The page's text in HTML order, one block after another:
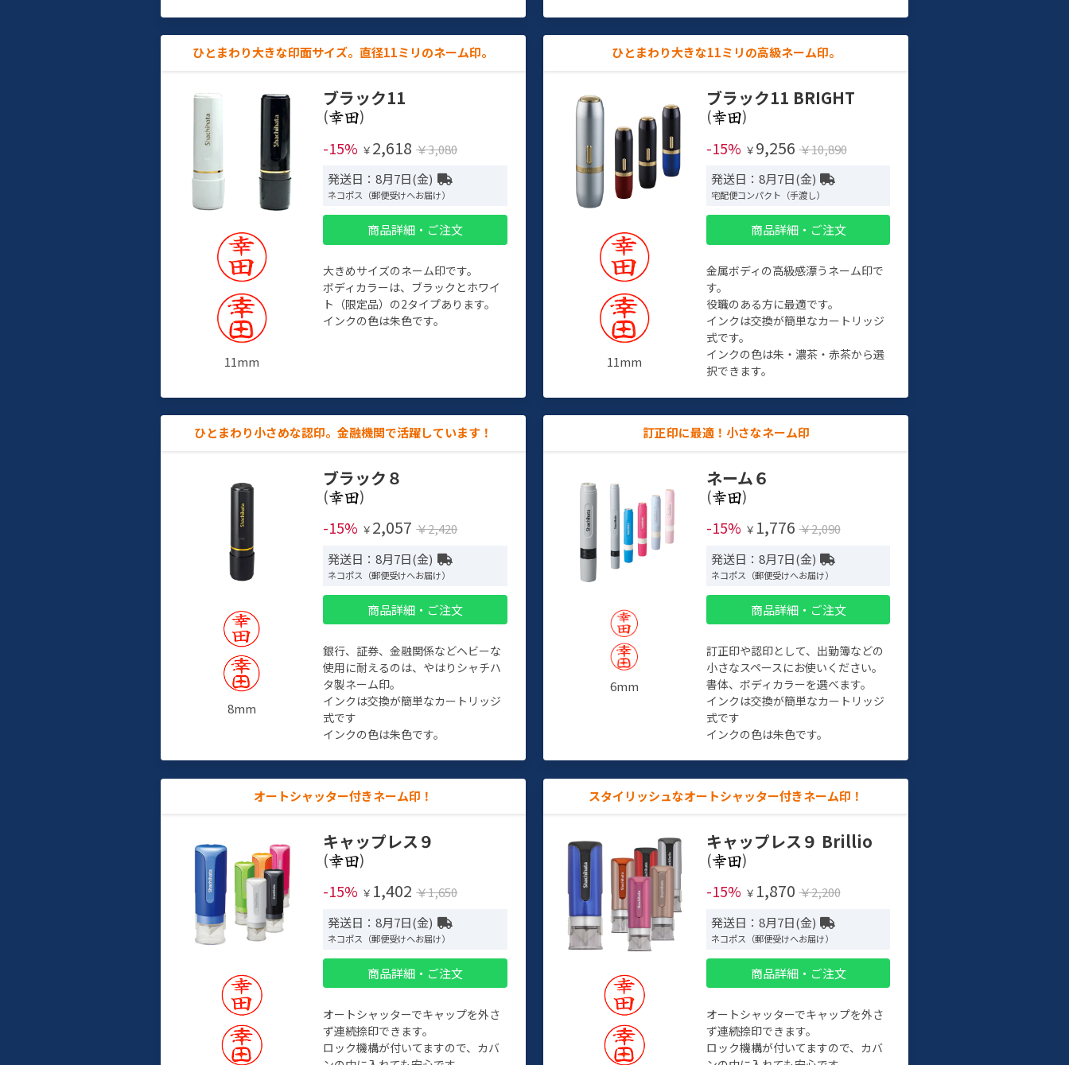
ひとまわり大きな印面サイズ。直径11ミリのネーム印。
11mm
ブラック11
(
)
-15% ￥ 2,618 ￥3,080
発送日：8月7日(金)
ネコポス（郵便受けへお届け）
商品詳細・ご注文
大きめサイズのネーム印です。
ボディカラーは、ブラックとホワイ
ト（限定品）の2タイプあります。
インクの色は朱色です。
ひとまわり大きな11ミリの高級ネーム印。
11mm
ブラック11 BRIGHT
(
)
-15% ￥ 9,256 ￥10,890
発送日：8月7日(金)
宅配便コンパクト（手渡し）
商品詳細・ご注文
金属ボディの高級感漂うネーム印で
す。
役職のある方に最適です。
インクは交換が簡単なカートリッジ
式です。
インクの色は朱・濃茶・赤茶から選
択できます。
ひとまわり小さめな認印。金融機関で活躍しています！
8mm
ブラック８
(
)
-15% ￥ 2,057 ￥2,420
発送日：8月7日(金)
ネコポス（郵便受けへお届け）
商品詳細・ご注文
銀行、証券、金融関係などヘビーな
使用に耐えるのは、やはりシャチハ
タ製ネーム印。
インクは交換が簡単なカートリッジ
式です
インクの色は朱色です。
訂正印に最適！小さなネーム印
6mm
ネーム６
(
)
-15% ￥ 1,776 ￥2,090
発送日：8月7日(金)
ネコポス（郵便受けへお届け）
商品詳細・ご注文
訂正印や認印として、出勤簿などの
小さなスペースにお使いください。
書体、ボディカラーを選べます。
インクは交換が簡単なカートリッジ
式です
インクの色は朱色です。
オートシャッター付きネーム印！
キャップレス９
(
)
-15% ￥ 1,402 ￥1,650
発送日：8月7日(金)
ネコポス（郵便受けへお届け）
商品詳細・ご注文
オートシャッターでキャップを外さ
ず連続捺印できます。
ロック機構が付いてますので、カバ
スタイリッシュなオートシャッター付きネーム印！
キャップレス９ Brillio
(
)
-15% ￥ 1,870 ￥2,200
発送日：8月7日(金)
ネコポス（郵便受けへお届け）
商品詳細・ご注文
オートシャッターでキャップを外さ
ず連続捺印できます。
ロック機構が付いてますので、カバ